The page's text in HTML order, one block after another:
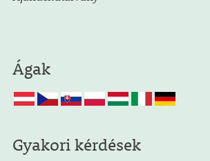
Ágak
Gyakori kérdések